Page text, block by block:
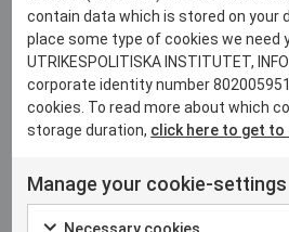
28 maj, 2026
Breakfast discussion on
domestic politics and
Läs mer
contain data which is stored on your
place some type of cookies we need
UTRIKESPOLITISKA INSTITUTET,
corporate identity number
cookies. To read more about which
storage duration, click here to get to
Manage your cookie-settings
Necessary cookies